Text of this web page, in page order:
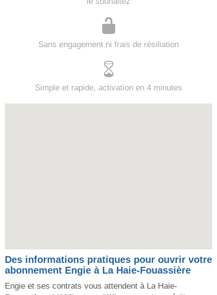
Sans engagement ni frais de résiliation
Simple et rapide, activation en 4 minutes
Des informations pratiques pour ouvrir votre
abonnement Engie à La Haie-Fouassière
Engie et ses contrats vous attendent à La Haie-